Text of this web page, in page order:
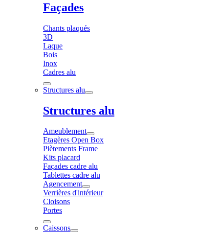
Façades
Chants plaqués
3D
Laque
Bois
Inox
Cadres alu
Structures alu
Structures alu
Ameublement
Etagères Open Box
Piètements Frame
Kits placard
Façades cadre alu
Tablettes cadre alu
Agencement
Verrières d'intérieur
Cloisons
Portes
Caissons